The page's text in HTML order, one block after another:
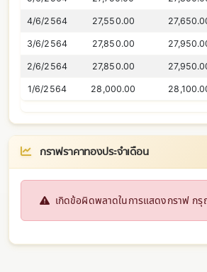
4/6/2564 27,550.00
3/6/2564 27,850.00
2/6/2564 27,850.00
1/6/2564 28,000.00
กราฟราคาทองประจำเดือน
เกิดข้อผิดพลาดในการแสดงกราฟ ก